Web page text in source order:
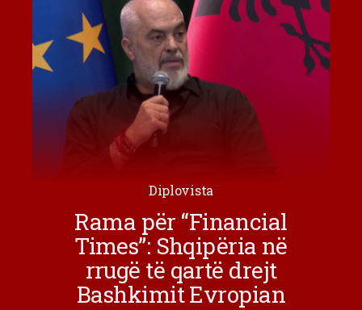
Diplovista
Rama për “Financial
Times”: Shqipëria në
rrugë të qartë drejt
Bashkimit Evropian